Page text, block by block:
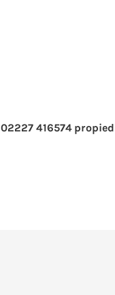
02227 416574